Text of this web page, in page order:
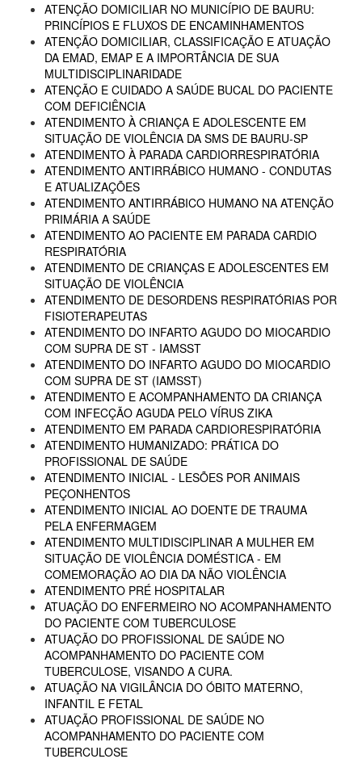
ATENÇÃO DOMICILIAR NO MUNICÍPIO DE BAURU:
PRINCÍPIOS E FLUXOS DE ENCAMINHAMENTOS
ATENÇÃO DOMICILIAR, CLASSIFICAÇÃO E ATUAÇÃO
DA EMAD, EMAP E A IMPORTÂNCIA DE SUA
MULTIDISCIPLINARIDADE
ATENÇÃO E CUIDADO A SAÚDE BUCAL DO PACIENTE
COM DEFICIÊNCIA
ATENDIMENTO À CRIANÇA E ADOLESCENTE EM
SITUAÇÃO DE VIOLÊNCIA DA SMS DE BAURU-SP
ATENDIMENTO À PARADA CARDIORRESPIRATÓRIA
ATENDIMENTO ANTIRRÁBICO HUMANO - CONDUTAS
E ATUALIZAÇÕES
ATENDIMENTO ANTIRRÁBICO HUMANO NA ATENÇÃO
PRIMÁRIA A SAÚDE
ATENDIMENTO AO PACIENTE EM PARADA CARDIO
RESPIRATÓRIA
ATENDIMENTO DE CRIANÇAS E ADOLESCENTES EM
SITUAÇÃO DE VIOLÊNCIA
ATENDIMENTO DE DESORDENS RESPIRATÓRIAS POR
FISIOTERAPEUTAS
ATENDIMENTO DO INFARTO AGUDO DO MIOCARDIO
COM SUPRA DE ST - IAMSST
ATENDIMENTO DO INFARTO AGUDO DO MIOCARDIO
COM SUPRA DE ST (IAMSST)
ATENDIMENTO E ACOMPANHAMENTO DA CRIANÇA
COM INFECÇÃO AGUDA PELO VÍRUS ZIKA
ATENDIMENTO EM PARADA CARDIORESPIRATÓRIA
ATENDIMENTO HUMANIZADO: PRÁTICA DO
PROFISSIONAL DE SAÚDE
ATENDIMENTO INICIAL - LESÕES POR ANIMAIS
PEÇONHENTOS
ATENDIMENTO INICIAL AO DOENTE DE TRAUMA
PELA ENFERMAGEM
ATENDIMENTO MULTIDISCIPLINAR A MULHER EM
SITUAÇÃO DE VIOLÊNCIA DOMÉSTICA - EM
COMEMORAÇÃO AO DIA DA NÃO VIOLÊNCIA
ATENDIMENTO PRÉ HOSPITALAR
ATUAÇÃO DO ENFERMEIRO NO ACOMPANHAMENTO
DO PACIENTE COM TUBERCULOSE
ATUAÇÃO DO PROFISSIONAL DE SAÚDE NO
ACOMPANHAMENTO DO PACIENTE COM
TUBERCULOSE, VISANDO A CURA.
ATUAÇÃO NA VIGILÂNCIA DO ÓBITO MATERNO,
INFANTIL E FETAL
ATUAÇÃO PROFISSIONAL DE SAÚDE NO
ACOMPANHAMENTO DO PACIENTE COM
TUBERCULOSE